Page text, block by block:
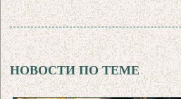
НОВОСТИ ПО ТЕМЕ